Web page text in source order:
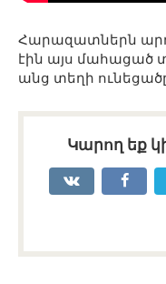
Հարազատներն
էին այս մահացած
անց տեղի
Կարող եք